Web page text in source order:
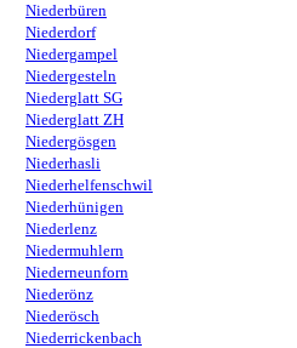
Niederbüren
Niederdorf
Niedergampel
Niedergesteln
Niederglatt SG
Niederglatt ZH
Niedergösgen
Niederhasli
Niederhelfenschwil
Niederhünigen
Niederlenz
Niedermuhlern
Niederneunforn
Niederönz
Niederösch
Niederrickenbach